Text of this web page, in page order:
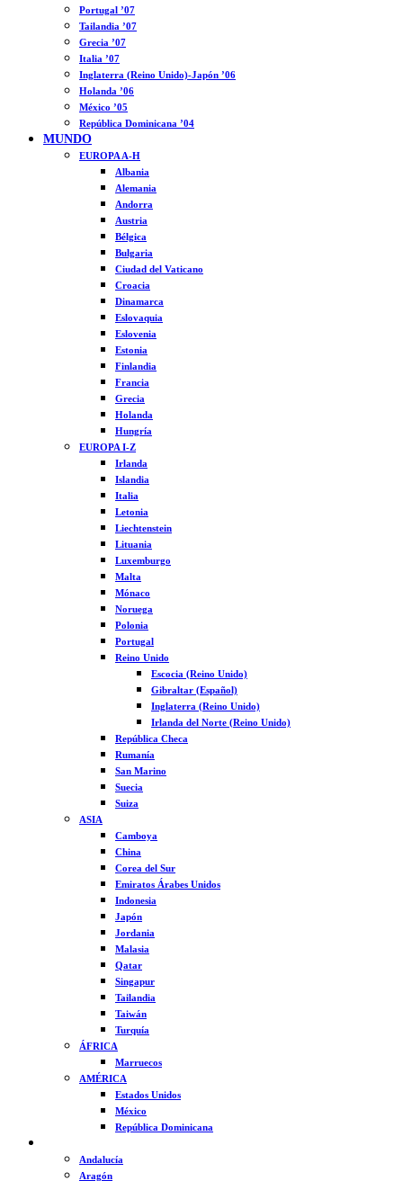
Portugal ’07
Tailandia ’07
Grecia ’07
Italia ’07
Inglaterra (Reino Unido)-Japón ’06
Holanda ’06
México ’05
República Dominicana ’04
MUNDO
EUROPA A-H
Albania
Alemania
Andorra
Austria
Bélgica
Bulgaria
Ciudad del Vaticano
Croacia
Dinamarca
Eslovaquia
Eslovenia
Estonia
Finlandia
Francia
Grecia
Holanda
Hungría
EUROPA I-Z
Irlanda
Islandia
Italia
Letonia
Liechtenstein
Lituania
Luxemburgo
Malta
Mónaco
Noruega
Polonia
Portugal
Reino Unido
Escocia (Reino Unido)
Gibraltar (Español)
Inglaterra (Reino Unido)
Irlanda del Norte (Reino Unido)
República Checa
Rumanía
San Marino
Suecia
Suiza
ASIA
Camboya
China
Corea del Sur
Emiratos Árabes Unidos
Indonesia
Japón
Jordania
Malasia
Qatar
Singapur
Tailandia
Taiwán
Turquía
ÁFRICA
Marruecos
AMÉRICA
Estados Unidos
México
República Dominicana
Andalucía
Aragón